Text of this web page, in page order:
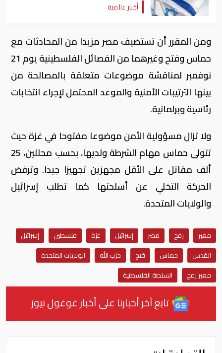
أخبار عالمية
ومن المقرر أن تستضيف مصر مزيدا من المحادثات مع
حماس وفتح وغيرهما من الفصائل الفلسطينية يوم 21
نوفمبر لمناقشة موضوعات متعلقة بالمصالحة من
بينها الترتيبات الأمنية والموعد المحتمل لإجراء انتخابات
رئاسية وبرلمانية.
ولا تزال مسؤولية الأمن موضوعا مفتوحا في غزة حيث
تتولى حماس مهام الشرطة ولديها، بحسب محللين، 25
ألف مقاتل على الأقل مجهزين تجهيزا جيدا. وترفض
الحركة التخلي عن أسلحتها كما تطلب إسرائيل
والولايات المتحدة.
معبر رفح مصر إسرائيل غزة فلسطين
إسرائيل
القدس
حماس فتح حزب الله
الولايات المتحدة
معبر رفح
السلطة الفلسطنية
تابع آخر أخبارنا على أخبار غوغول نيوز